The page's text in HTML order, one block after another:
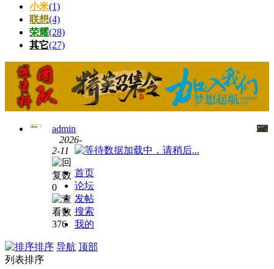
小米(1)
联想(4)
荣耀(28)
其它(27)
40Plus（RKY-
AN00）
线图
admin
2026-
2-11
0
376
数据加载中，请稍后...
首页
论坛
发帖
搜索
我的
排序 导航 顶部
列表排序